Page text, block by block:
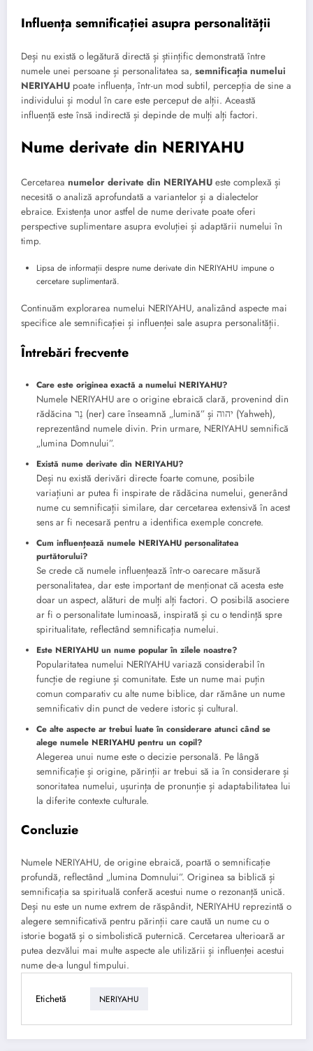
Influența semnificației asupra personalității
Deși nu există o legătură directă și științific demonstrată între
numele unei persoane și personalitatea sa, semnificația numelui
NERIYAHU poate influența, într-un mod subtil, percepția de sine a
individului și modul în care este perceput de alții. Această
influență este însă indirectă și depinde de mulți alți factori.
Nume derivate din NERIYAHU
Cercetarea numelor derivate din NERIYAHU este complexă și
necesită o analiză aprofundată a variantelor și a dialectelor
ebraice. Existența unor astfel de nume derivate poate oferi
perspective suplimentare asupra evoluției și adaptării numelui în
timp.
Lipsa de informații despre nume derivate din NERIYAHU impune o
cercetare suplimentară.
Continuăm explorarea numelui NERIYAHU, analizând aspecte mai
specifice ale semnificației și influenței sale asupra personalității.
Întrebări frecvente
Care este originea exactă a numelui NERIYAHU?
Numele NERIYAHU are o origine ebraică clară, provenind din
rădăcina נֵר (ner) care înseamnă „lumină” și יהוה (Yahweh),
reprezentând numele divin. Prin urmare, NERIYAHU semnifică
„lumina Domnului”.
Există nume derivate din NERIYAHU?
Deși nu există derivări directe foarte comune, posibile
variațiuni ar putea fi inspirate de rădăcina numelui, generând
nume cu semnificații similare, dar cercetarea extensivă în acest
sens ar fi necesară pentru a identifica exemple concrete.
Cum influențează numele NERIYAHU personalitatea
purtătorului?
Se crede că numele influențează într-o oarecare măsură
personalitatea, dar este important de menționat că acesta este
doar un aspect, alături de mulți alți factori. O posibilă asociere
ar fi o personalitate luminoasă, inspirată și cu o tendință spre
spiritualitate, reflectând semnificația numelui.
Este NERIYAHU un nume popular în zilele noastre?
Popularitatea numelui NERIYAHU variază considerabil în
funcție de regiune și comunitate. Este un nume mai puțin
comun comparativ cu alte nume biblice, dar rămâne un nume
semnificativ din punct de vedere istoric și cultural.
Ce alte aspecte ar trebui luate în considerare atunci când se
alege numele NERIYAHU pentru un copil?
Alegerea unui nume este o decizie personală. Pe lângă
semnificație și origine, părinții ar trebui să ia în considerare și
sonoritatea numelui, ușurința de pronunție și adaptabilitatea lui
la diferite contexte culturale.
Concluzie
Numele NERIYAHU, de origine ebraică, poartă o semnificație
profundă, reflectând „lumina Domnului”. Originea sa biblică și
semnificația sa spirituală conferă acestui nume o rezonanță unică.
Deși nu este un nume extrem de răspândit, NERIYAHU reprezintă o
alegere semnificativă pentru părinții care caută un nume cu o
istorie bogată și o simbolistică puternică. Cercetarea ulterioară ar
putea dezvălui mai multe aspecte ale utilizării și influenței acestui
nume de-a lungul timpului.
Etichetă NERIYAHU